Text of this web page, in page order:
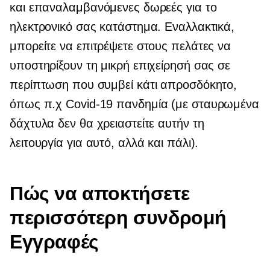
και επαναλαμβανόμενες δωρεές για το
ηλεκτρονικό σας κατάστημα. Εναλλακτικά,
μπορείτε να επιτρέψετε στους πελάτες να
υποστηρίξουν τη μικρή επιχείρησή σας σε
περίπτωση που συμβεί κάτι απροσδόκητο,
όπως π.χ Covid-19 πανδημία (με σταυρωμένα
δάχτυλα δεν θα χρειαστείτε αυτήν τη
λειτουργία για αυτό, αλλά και πάλι).
Πώς να αποκτήσετε
περισσότερη συνδρομή
Εγγραφές